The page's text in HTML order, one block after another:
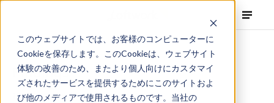
このウェブサイトでは、お客様のコンピューターに
Cookieを保存します。このCookieは、ウェブサイト
体験の改善のため、またより個人向けにカスタマイ
ズされたサービスを提供するためにこのサイトおよ
び他のメディアで使用されるものです。当社の
Findings from Practice
Findings
私たちの考えかた、つくりかた。